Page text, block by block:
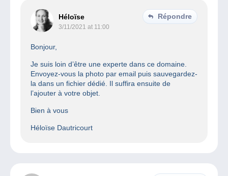
Héloïse
3/11/2021 at 11:00
Répondre
Bonjour,
Je suis loin d’être une experte dans ce domaine.
Envoyez-vous la photo par email puis sauvegardez-
la dans un fichier dédié. Il suffira ensuite de
l’ajouter à votre objet.
Bien à vous
Héloïse Dautricourt